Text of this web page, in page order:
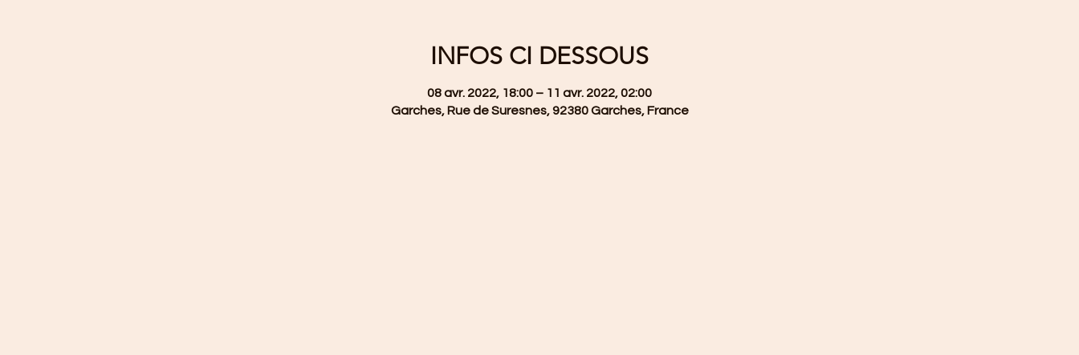
INFOS CI DESSOUS
08 avr. 2022, 18:00 – 11 avr. 2022, 02:00
Garches, Rue de Suresnes, 92380 Garches, France